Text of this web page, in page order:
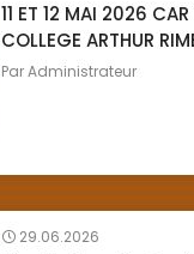
11 ET 12 MAI 2026
COLLEGE ARTHUR
ParAdministrateur
29.06.2026